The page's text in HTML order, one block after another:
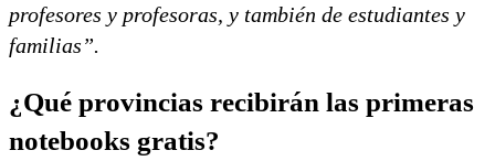
profesores y profesoras, y también de estudiantes y
familias”.
¿Qué provincias recibirán las primeras
notebooks gratis?